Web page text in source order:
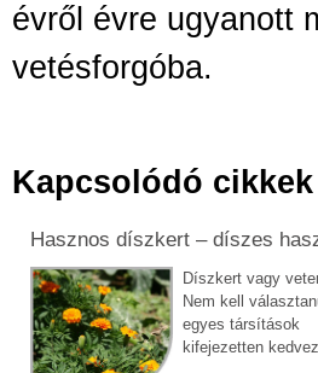
évről évre ugyanott
vetésforgóba.
Kapcsolódó cikkek
Hasznos díszkert – díszes
Díszkert vagy
Nem kell
egyes társítások
kifejezetten